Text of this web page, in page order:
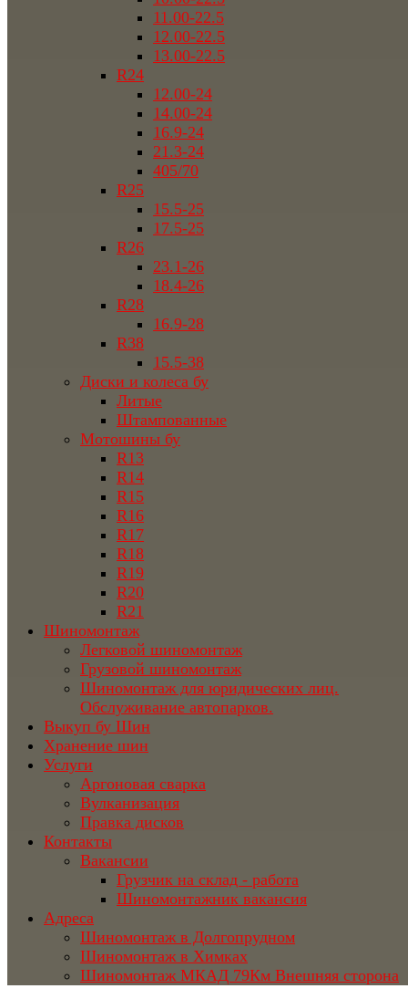
11.00-22.5
12.00-22.5
13.00-22.5
R24
12.00-24
14.00-24
16.9-24
21.3-24
405/70
R25
15.5-25
17.5-25
R26
23.1-26
18.4-26
R28
16.9-28
R38
15.5-38
Диски и колеса бу
Литые
Штампованные
Мотошины бу
R13
R14
R15
R16
R17
R18
R19
R20
R21
Шиномонтаж
Легковой шиномонтаж
Грузовой шиномонтаж
Шиномонтаж для юридических лиц.
Обслуживание автопарков.
Выкуп бу Шин
Хранение шин
Услуги
Аргоновая сварка
Вулканизация
Правка дисков
Контакты
Вакансии
Грузчик на склад - работа
Шиномонтажник вакансия
Адреса
Шиномонтаж в Долгопрудном
Шиномонтаж в Химках
Шиномонтаж МКАД 79Км Внешняя сторона